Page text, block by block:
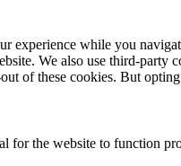
experience while you
We also use third-party
of these cookies. But
for the website to function